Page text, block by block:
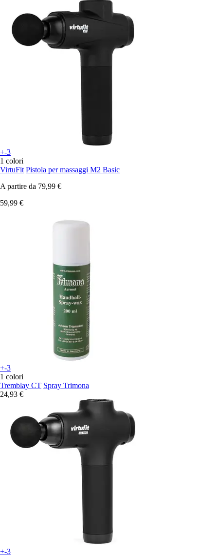
+-3
1 colori
VirtuFit Pistola per massaggi M2 Basic
A partire da 79,99 €
59,99 €
+-3
1 colori
Tremblay CT Spray Trimona
24,93 €
+-3